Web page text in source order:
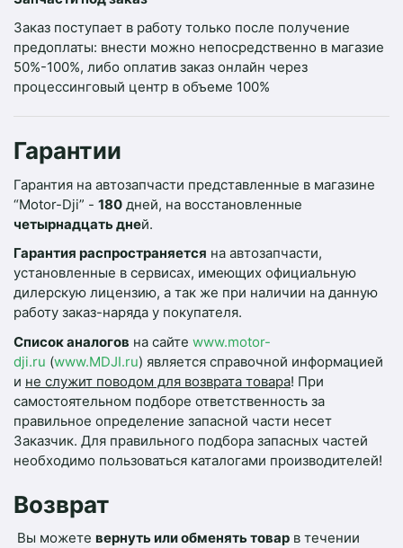
Заказ поступает в работу только после получение
предоплаты: внести можно непосредственно в магазие
50%-100%, либо оплатив заказ онлайн через
процессинговый центр в объеме 100%
Гарантии
Гарантия на автозапчасти представленные в магазине
“Motor-Dji” - 180 дней, на восстановленные
четырнадцатьдней.
Гарантия распространяется на автозапчасти,
установленные в сервисах, имеющих официальную
дилерскую лицензию, а так же при наличии на данную
работу заказ-наряда у покупателя.
Список аналогов на сайте www.motor-
dji.ru (www.MDJI.ru) является справочной информацией
и не служит поводом для возврата товара! При
самостоятельном подборе ответственность за
правильное определение запасной части несет
Заказчик. Для правильного подбора запасных частей
необходимо пользоваться каталогами производителей!
Возврат
Вы можете вернутьилиобменятьтовар в течении